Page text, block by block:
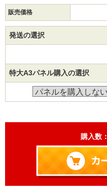
販売価格
発送の選択
特大A3パネル購入の選択
購入数：